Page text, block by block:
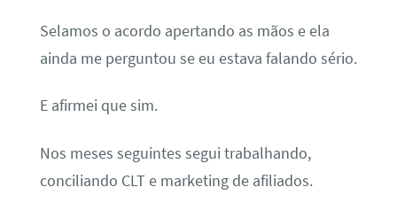
Selamos o acordo apertando as mãos e ela
ainda me perguntou se eu estava falando sério.
E afirmei que sim.
Nos meses seguintes segui trabalhando,
conciliando CLT e marketing de afiliados.